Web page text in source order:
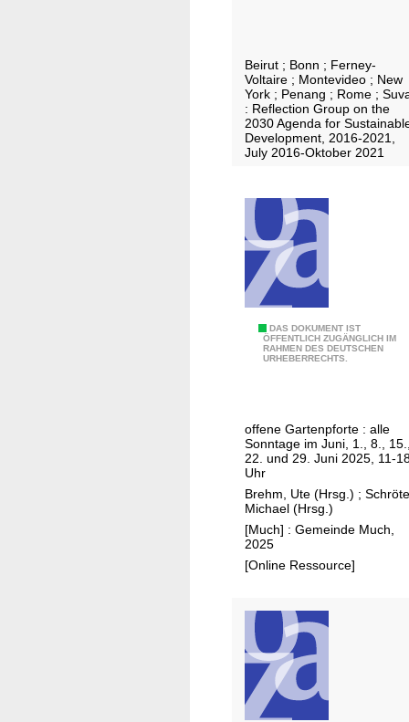
i
g
h
t
o
s
s
a
i
d
e
v
e
l
o
p
m
Beirut ; Bonn ; Ferney-
Voltaire ; Montevideo ; New
York ; Penang ; Rome ;
: Reflection Group on the
2030 Agenda for
Development, 2016-2021,
July 2016-Oktober 2021
DAS DOKUMENT IST
ÖFFENTLICH ZUGÄNGLICH IM
RAHMEN DES DEUTSCHEN
URHEBERRECHTS.
s
c
h
e
G
a
r
e
t
o
u
r
offene Gartenpforte : alle
Sonntage im Juni, 1., 8.,
22. und 29. Juni 2025, 11-
Uhr
Brehm, Ute (Hrsg.) ;
Michael (Hrsg.)
[Much] : Gemeinde Much,
2025
[Online Ressource]